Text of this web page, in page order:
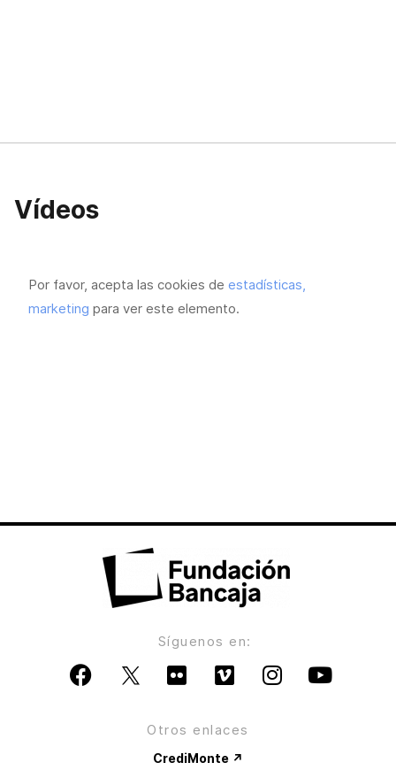
Vídeos
Por favor, acepta las cookies de estadísticas,
marketing para ver este elemento.
Síguenos en:
Otros enlaces
CrediMonte ↗